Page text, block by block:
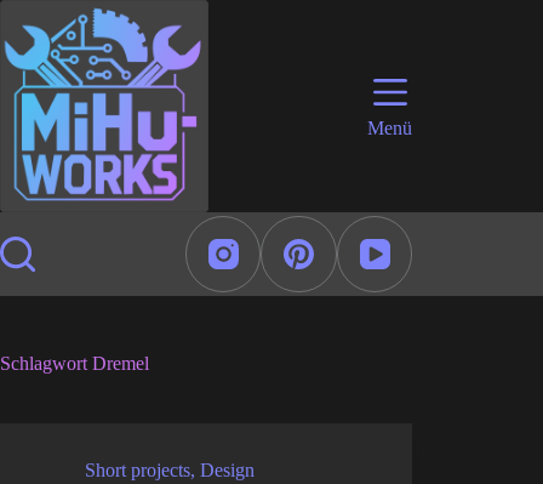
Inhalt
springen
Menü
Schlagwort Dremel
Short projects, Design